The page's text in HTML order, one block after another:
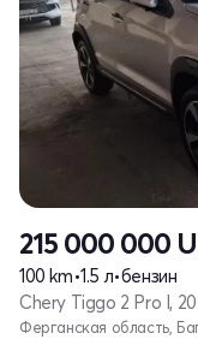
215 000 000
100 km•1.5 л•бензин
Chery Tiggo 2 Pro I,
Ферганская область,